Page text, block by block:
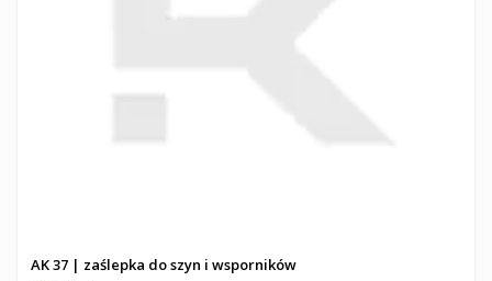
AK 37 | zaślepka do szyn i wsporników